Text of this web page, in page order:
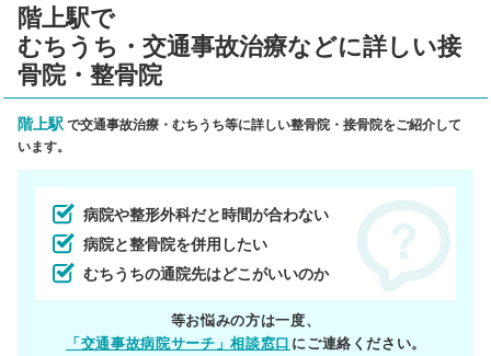
階上駅で
むちうち・交通事故治療などに詳しい接
骨院・整骨院
階上駅 で交通事故治療・むちうち等に詳しい整骨院・接骨院をご紹介して
います。
病院や整形外科だと時間が合わない
病院と整骨院を併用したい
むちうちの通院先はどこがいいのか
等お悩みの方は一度、
「交通事故病院サーチ」相談窓口 にご連絡ください。